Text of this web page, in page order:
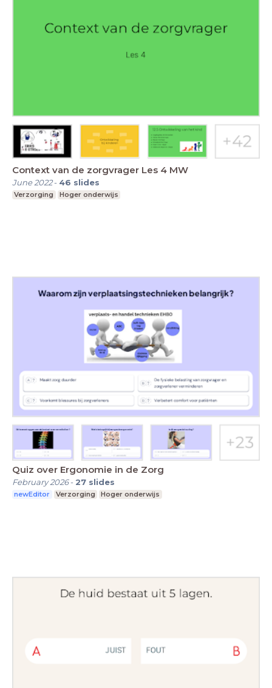
Context van de zorgvrager Les 4 MW
June 2022- 46 slides
Verzorging Hoger onderwijs
Quiz over Ergonomie in de Zorg
February 2026- 27 slides
newEditor Verzorging Hoger onderwijs